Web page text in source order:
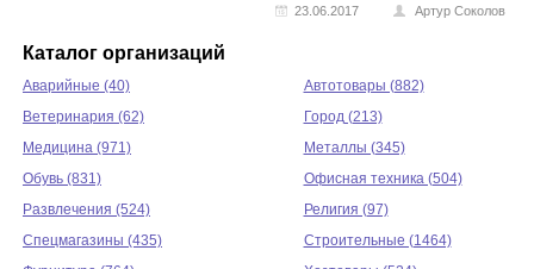
23.06.2017 Артур Соколов
Каталог организаций
Аварийные (40)
Автотовары (882)
Ветеринария (62)
Город (213)
Медицина (971)
Металлы (345)
Обувь (831)
Офисная техника (504)
Развлечения (524)
Религия (97)
Спецмагазины (435)
Строительные (1464)